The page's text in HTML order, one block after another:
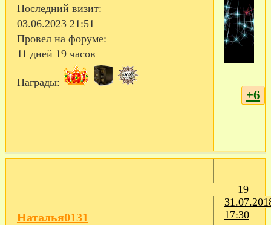
Последний визит:
03.06.2023 21:51
Провел на форуме:
11 дней 19 часов
Награды:
+6
19
17:30
Наталья0131